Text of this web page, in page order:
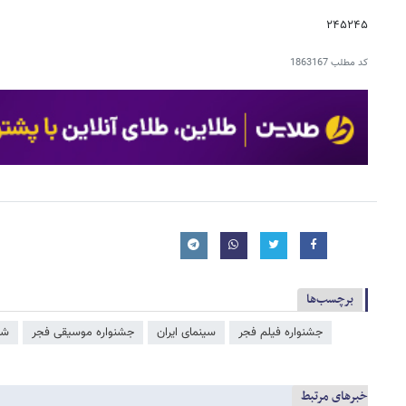
۲۴۵۲۴۵
کد مطلب1863167
برچسب‌ها
جشنواره فیلم فجر سینمای ایران جشنواره موسیقی فجر
خبرهای مرتبط